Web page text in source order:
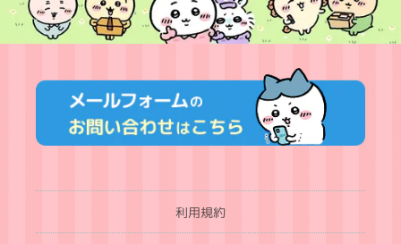
利用規約